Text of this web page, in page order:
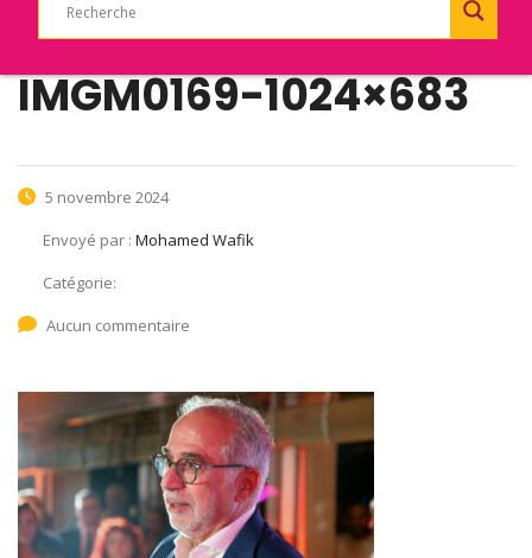
IMGM0169-1024×683
5 novembre 2024
Envoyé par : Mohamed Wafik
Catégorie:
Aucun commentaire